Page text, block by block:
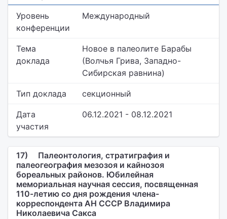
Уровень
конференции
Международный
Тема
доклада
Новое в палеолите Барабы
(Волчья Грива, Западно-
Сибирская равнина)
Тип доклада секционный
Дата
участия
06.12.2021 - 08.12.2021
17)
Палеонтология, стратиграфия и
палеогеография мезозоя и кайнозоя
бореальных районов. Юбилейная
мемориальная научная сессия, посвященная
110-летию со дня рождения члена-
корреспондента АН СССР Владимира
Николаевича Сакса